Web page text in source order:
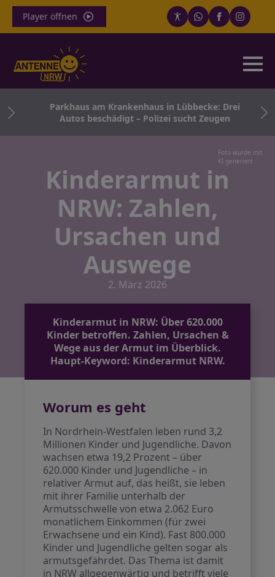
Player öffnen
Parkhaus am Krankenhaus in Lübbecke: Drei
Autos beschädigt – Polizei sucht Zeugen
Foto wurde mit
KI generiert
Kinderarmut in
NRW: Zahlen,
Ursachen und
Auswege
2. März 2026
Kinderarmut in NRW: Über 620.000
Kinder betroffen. Zahlen, Ursachen &
Wege aus der Armut im Überblick.
Haupt-Keyword: Kinderarmut NRW.
Worum es geht
In Nordrhein-Westfalen leben rund 3,2
Millionen Kinder und Jugendliche. Davon
wachsen etwa 19,2 Prozent – über
620.000 Kinder und Jugendliche – in
relativer Armut auf, das heißt, sie leben
mit ihrer Familie unterhalb der
Armutsschwelle von etwa 2.062 Euro
monatlichem Einkommen (für zwei
Erwachsene und ein Kind). Fast 800.000
Kinder und Jugendliche gelten sogar als
armutsgefährdet. Das Thema ist damit
in NRW allgegenwärtig und betrifft viele